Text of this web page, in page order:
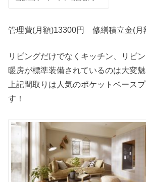
管理費(月額)13300円 修繕積立金(月
リビングだけでなくキッチン、リビ
暖房が標準装備されているのは大変魅
上記間取りは人気のポケットベース
す！